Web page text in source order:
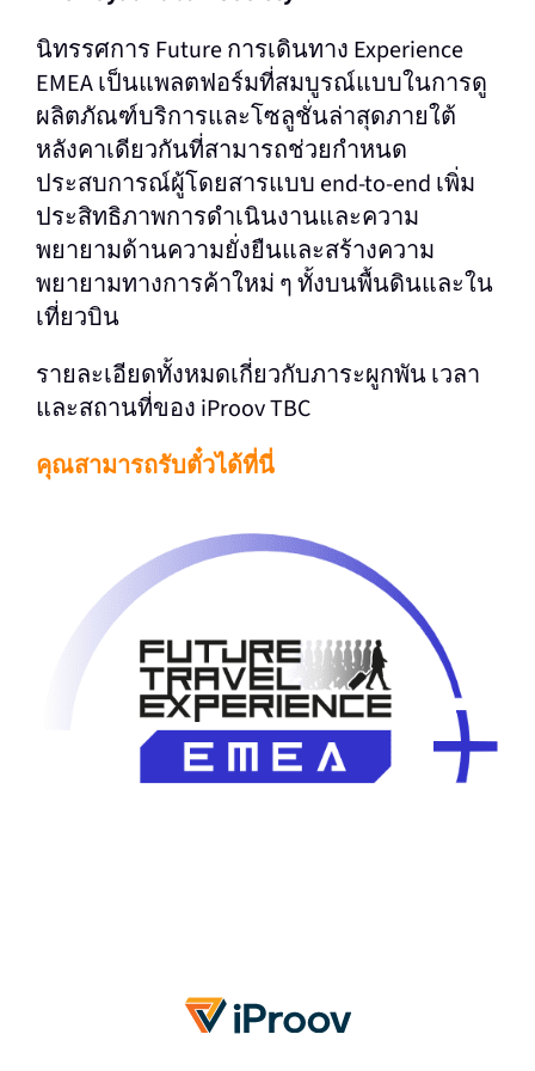
นิทรรศการ Future การเดินทาง Experience
EMEA เป็นแพลตฟอร์มที่สมบูรณ์แบบในการดู
ผลิตภัณฑ์บริการและโซลูชั่นล่าสุดภายใต้
หลังคาเดียวกันที่สามารถช่วยกําหนด
ประสบการณ์ผู้โดยสารแบบ end-to-end เพิ่ม
ประสิทธิภาพการดําเนินงานและความ
พยายามด้านความยั่งยืนและสร้างความ
พยายามทางการค้าใหม่ ๆ ทั้งบนพื้นดินและใน
เที่ยวบิน
รายละเอียดทั้งหมดเกี่ยวกับภาระผูกพัน เวลา
และสถานที่ของ iProov TBC
คุณสามารถรับตั๋วได้ที่นี่